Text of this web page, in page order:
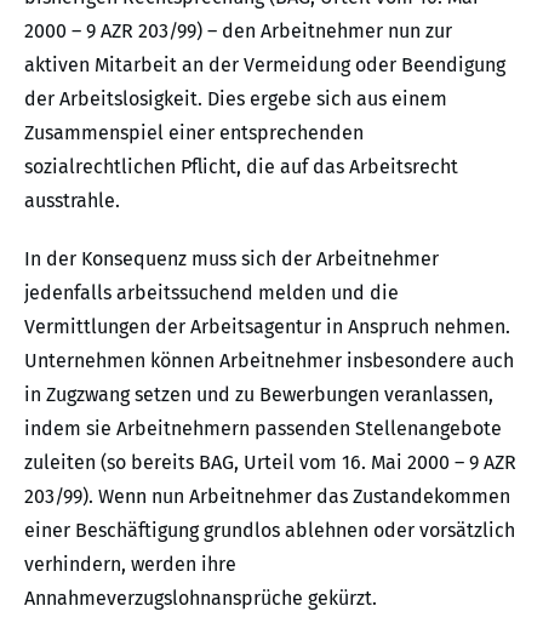
2000 – 9 AZR 203/99) – den Arbeitnehmer nun zur
aktiven Mitarbeit an der Vermeidung oder Beendigung
der Arbeitslosigkeit. Dies ergebe sich aus einem
Zusammenspiel einer entsprechenden
sozialrechtlichen Pflicht, die auf das Arbeitsrecht
ausstrahle.
In der Konsequenz muss sich der Arbeitnehmer
jedenfalls arbeitssuchend melden und die
Vermittlungen der Arbeitsagentur in Anspruch nehmen.
Unternehmen können Arbeitnehmer insbesondere auch
in Zugzwang setzen und zu Bewerbungen veranlassen,
indem sie Arbeitnehmern passenden Stellenangebote
zuleiten (so bereits BAG, Urteil vom 16. Mai 2000 – 9 AZR
203/99). Wenn nun Arbeitnehmer das Zustandekommen
einer Beschäftigung grundlos ablehnen oder vorsätzlich
verhindern, werden ihre
Annahmeverzugslohnansprüche gekürzt.